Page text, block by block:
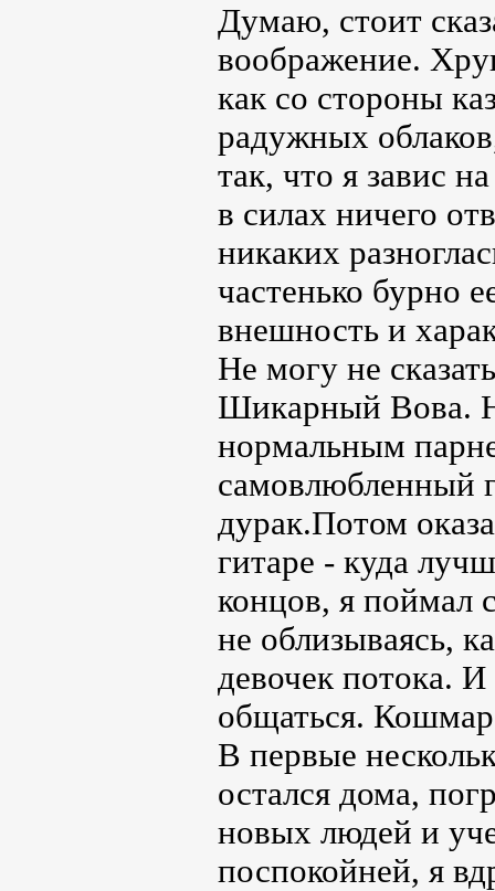
Думаю, стоит
воображение.
как со стороны
радужных
так, что я завис
в силах ничего
никаких
частенько бурно
внешность и
Не могу не
Шикарный Вова.
нормальным
самовлюбленный
дурак.Потом
гитаре - куда
концов, я поймал
не облизываясь,
девочек потока.
общаться.
В первые
остался дома,
новых людей и
поспокойней, я